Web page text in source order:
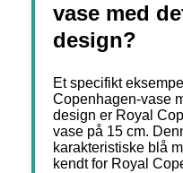
vase med
design?
Et specifikt
Copenhagen-vase
design er Royal
vase på 15 cm.
karakteristiske blå
kendt for Royal